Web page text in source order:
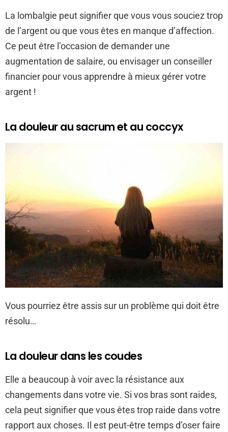
La lombalgie peut signifier que vous vous souciez trop
de l’argent ou que vous êtes en manque d’affection.
Ce peut être l’occasion de demander une
augmentation de salaire, ou envisager un conseiller
financier pour vous apprendre à mieux gérer votre
argent !
La douleur au sacrum et au coccyx
Vous pourriez être assis sur un problème qui doit être
résolu…
La douleur dans les coudes
Elle a beaucoup à voir avec la résistance aux
changements dans votre vie. Si vos bras sont raides,
cela peut signifier que vous êtes trop raide dans votre
rapport aux choses. Il est peut-être temps d’oser faire